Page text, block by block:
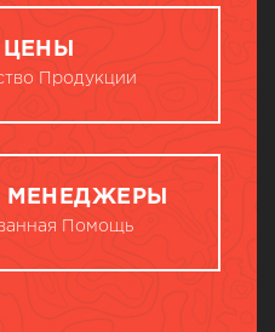
Продукции
Помощь